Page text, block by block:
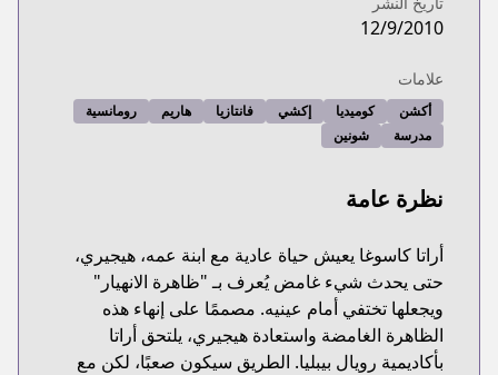
12/9/2010
علامات
أكشن كوميديا إكشي فانتازيا هاريم
رومانسية
مدرسة
شونين
نظرة عامة
أراتا كاسوغا يعيش حياة عادية مع ابنة عمه، هيجيري،
حتى يحدث شيء غامض يُعرف بـ "ظاهرة الانهيار"
ويجعلها تختفي أمام عينيه. مصممًا على إنهاء هذه
الظاهرة الغامضة واستعادة هيجيري، يلتحق أراتا
بأكاديمية رويال بيبليا. الطريق سيكون صعبًا، لكن مع